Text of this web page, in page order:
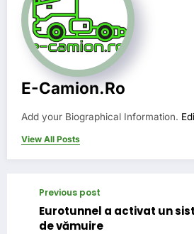
E-Camion.ro
Add your Biographical Information.
View All Posts
Previous post
Eurotunnel a activat un
de vămuire